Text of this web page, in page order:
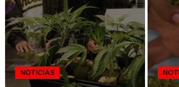
NOTICIAS